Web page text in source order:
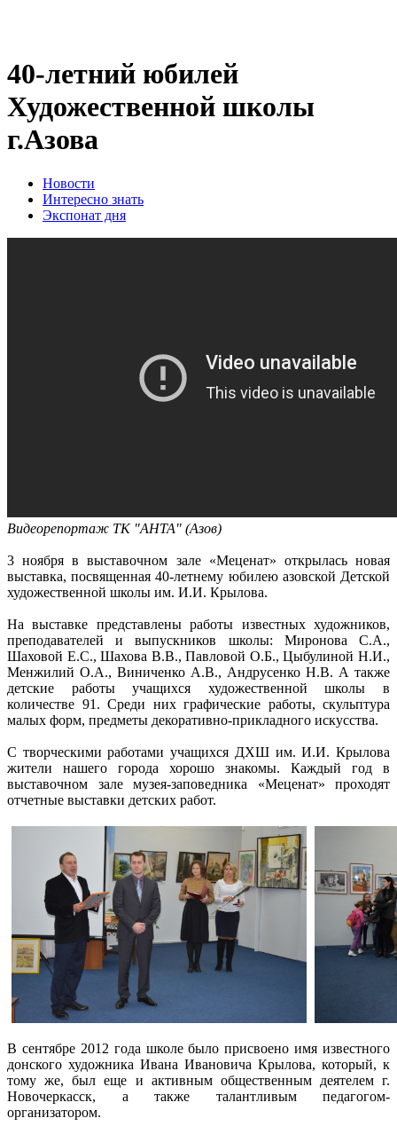
40-летний юбилей
Художественной школы
г.Азова
Новости
Интересно знать
Экспонат дня
Видеорепортаж ТК "АНТА" (Азов)
3 ноября в выставочном зале «Меценат» открылась новая
выставка, посвященная 40-летнему юбилею азовской Детской
художественной школы им. И.И. Крылова.
На выставке представлены работы известных художников,
преподавателей и выпускников школы: Миронова С.А.,
Шаховой Е.С., Шахова В.В., Павловой О.Б., Цыбулиной Н.И.,
Менжилий О.А., Виниченко А.В., Андрусенко Н.В. А также
детские работы учащихся художественной школы в
количестве 91. Среди них графические работы, скульптура
малых форм, предметы декоративно-прикладного искусства.
С творческими работами учащихся ДХШ им. И.И. Крылова
жители нашего города хорошо знакомы. Каждый год в
выставочном зале музея-заповедника «Меценат» проходят
отчетные выставки детских работ.
В сентябре 2012 года школе было присвоено имя известного
донского художника Ивана Ивановича Крылова, который, к
тому же, был еще и активным общественным деятелем г.
Новочеркасск, а также талантливым педагогом-
организатором.